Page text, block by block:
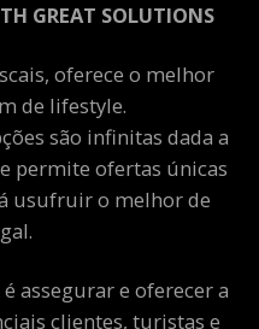
GREAT SOLUTIONS
oferece o melhor
de lifestyle.
são infinitas dada a
permite ofertas únicas
usufruir o melhor de
é assegurar e oferecer a
clientes, turistas e